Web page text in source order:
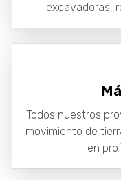
excavadoras,
Todos nuestros
movimiento de
en